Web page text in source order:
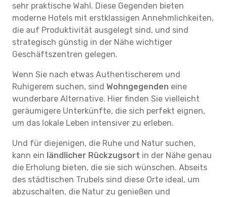
sehr praktische Wahl. Diese Gegenden bieten
moderne Hotels mit erstklassigen Annehmlichkeiten,
die auf Produktivität ausgelegt sind, und sind
strategisch günstig in der Nähe wichtiger
Geschäftszentren gelegen.
Wenn Sie nach etwas Authentischerem und
Ruhigerem suchen, sind Wohngegenden eine
wunderbare Alternative. Hier finden Sie vielleicht
geräumigere Unterkünfte, die sich perfekt eignen,
um das lokale Leben intensiver zu erleben.
Und für diejenigen, die Ruhe und Natur suchen,
kann ein ländlicher Rückzugsort in der Nähe genau
die Erholung bieten, die sie sich wünschen. Abseits
des städtischen Trubels sind diese Orte ideal, um
abzuschalten, die Natur zu genießen und